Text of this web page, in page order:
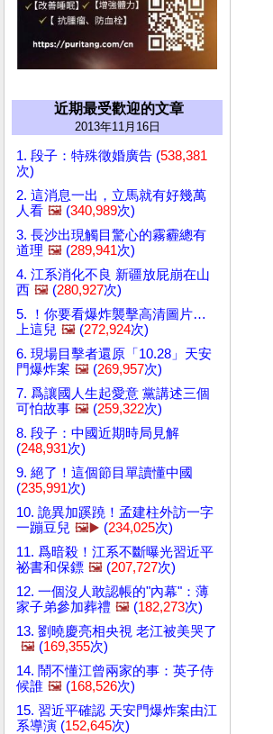
近期最受歡迎的文章
2013年11月16日
1. 段子：特殊徵婚廣告 (538,381
次)
2. 這消息一出，立馬就有好幾萬
人看 🖼️ (340,989次)
3. 長沙出現觸目驚心的霧霾總有
道理 🖼️ (289,941次)
4. 江系消化不良 新疆放屁崩在山
西 🖼️ (280,927次)
5. ！你要看爆炸襲擊高清圖片…
上這兒 🖼️ (272,924次)
6. 現場目擊者還原「10.28」天安
門爆炸案 🖼️ (269,957次)
7. 爲讓國人生起愛意 黨講述三個
可怕故事 🖼️ (259,322次)
8. 段子：中國近期時局見解
(248,931次)
9. 絕了！這個節目單讀懂中國
(235,991次)
10. 詭異加蹊蹺！孟建柱外訪一字
一蹦豆兒 🖼️▶️ (234,025次)
11. 爲暗殺！江系不斷曝光習近平
祕書和保鏢 🖼️ (207,727次)
12. 一個沒人敢認帳的"內幕"：薄
家子弟參加葬禮 🖼️ (182,273次)
13. 劉曉慶亮相央視 老江被美哭了
🖼️ (169,355次)
14. 鬧不懂江曾兩家的事：英子侍
候誰 🖼️ (168,526次)
15. 習近平確認 天安門爆炸案由江
系導演 (152,645次)